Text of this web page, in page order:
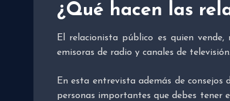
¿Qué hacen las
El relacionista público es quien
emisoras de radio y canales de televisión.
En esta entrevista además de
personas importantes que debes tener